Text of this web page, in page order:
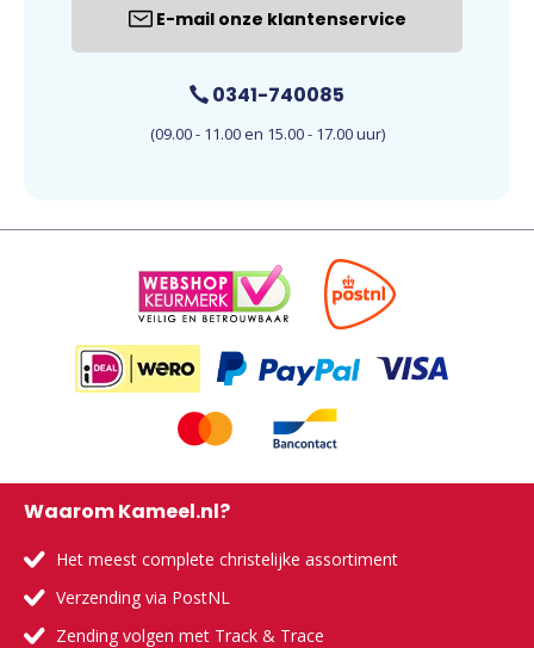
E-mail onze klantenservice
0341-740085
(09.00 - 11.00 en 15.00 - 17.00 uur)
Waarom Kameel.nl?
Het meest complete christelijke assortiment
Verzending via PostNL
Zending volgen met Track & Trace